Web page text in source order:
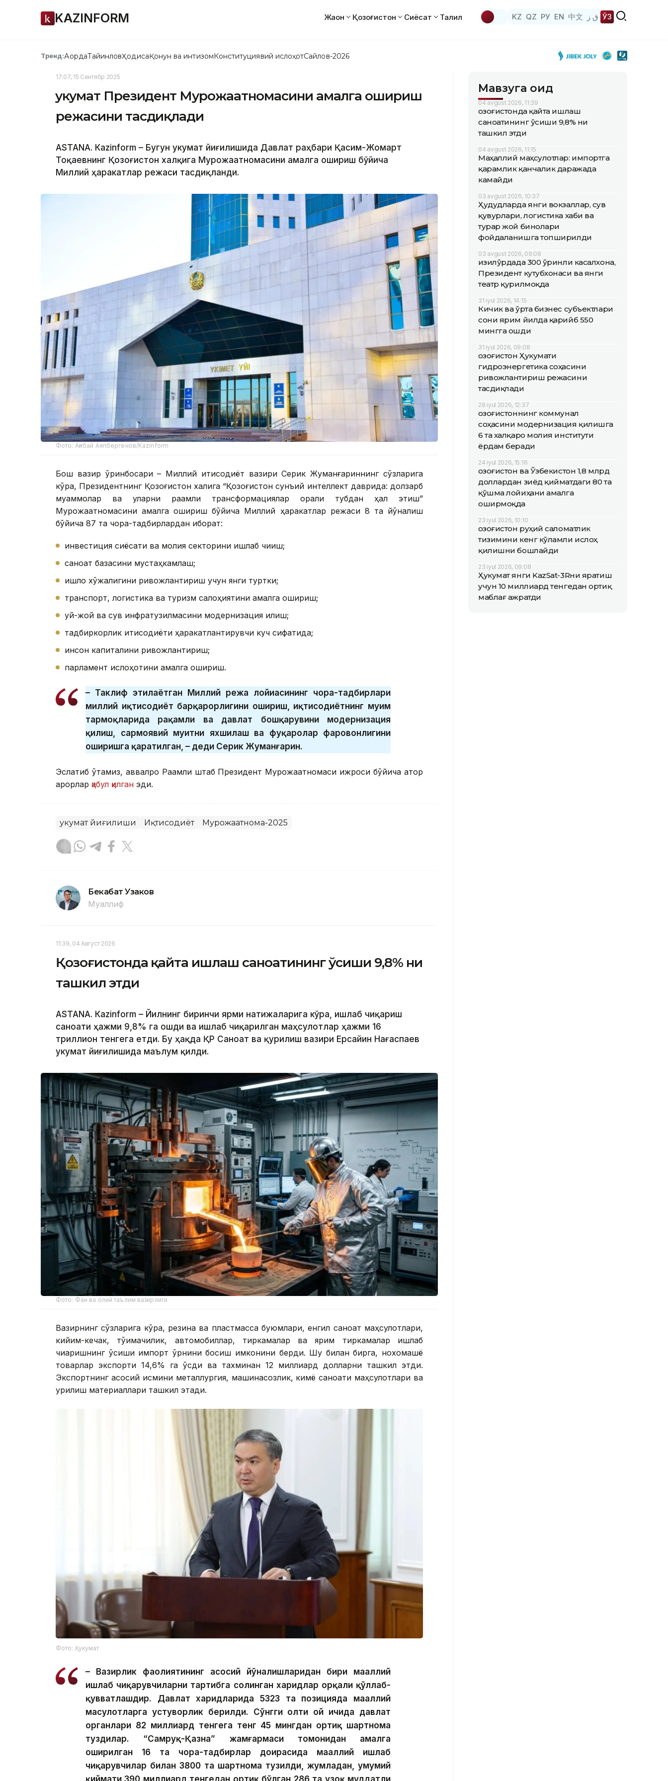
KAZINFORM Жаҳон Қозоғистон Сиёсат Таҳлил KZ QZ РУ EN 中文 ق ز ЎЗ
Тренд:АқордаТайинловҲодисаҚонун ва интизомКонституциявий ислоҳотСайлов-2026
17:07, 15 Сентябр 2025
Ҳукумат Президент Мурожаатномасини амалга ошириш
режасини тасдиқлади
ASTANА. Кazinform – Бугун Ҳукумат йиғилишида Давлат раҳбари Қасим-Жомарт
Тоқаевнинг Қозоғистон халқига Мурожаатномасини амалга ошириш бўйича
Миллий ҳаракатлар режаси тасдиқланди.
Фото: Ағибай Аяпбергенов/Kazinform
Бош вазир ўринбосари – Миллий иқтисодиёт вазири Серик Жуманғариннинг сўзларига
кўра, Президентнинг Қозоғистон халқига “Қозоғистон сунъий интеллект даврида: долзарб
муаммолар ва уларни рақамли трансформациялар орқали тубдан ҳал этиш”
Мурожаатномасини амалга ошириш бўйича Миллий ҳаракатлар режаси 8 та йўналиш
бўйича 87 та чора-тадбирлардан иборат:
инвестиция сиёсати ва молия секторини ишлаб чиқиш;
саноат базасини мустаҳкамлаш;
қишлоқ хўжалигини ривожлантириш учун янги туртки;
транспорт, логистика ва туризм салоҳиятини амалга ошириш;
уй-жой ва сув инфратузилмасини модернизация қилиш;
тадбиркорлик иқтисодиёти ҳаракатлантирувчи куч сифатида;
инсон капиталини ривожлантириш;
парламент ислоҳотини амалга ошириш.
– Таклиф этилаётган Миллий режа лойиҳасининг чора-тадбирлари
миллий иқтисодиёт барқарорлигини ошириш, иқтисодиётнинг муҳим
тармоқларида рақамли ва давлат бошқарувини модернизация
қилиш, сармоявий муҳитни яхшилаш ва фуқаролар фаровонлигини
оширишга қаратилган, – деди Серик Жуманғарин.
Эслатиб ўтамиз, аввалроқ Рақамли штаб Президент Мурожаатномаси ижроси бўйича қатор
қарорлар қабул қилган эди.
Ҳукумат йиғилиши Иқтисодиёт Мурожаатнома-2025
Бекабат Узаков
Муаллиф
11:39, 04 Август 2026
Қозоғистонда қайта ишлаш саноатининг ўсиши 9,8% ни
ташкил этди
ASTANА. Кazinform – Йилнинг биринчи ярми натижаларига кўра, ишлаб чиқариш
саноати ҳажми 9,8% га ошди ва ишлаб чиқарилган маҳсулотлар ҳажми 16
триллион тенгега етди. Бу ҳақда ҚР Саноат ва қурилиш вазири Ерсайин Нағаспаев
Ҳукумат йиғилишида маълум қилди.
Фото: Фан ва олий таълим вазирлиги
Вазирнинг сўзларига кўра, резина ва пластмасса буюмлари, енгил саноат маҳсулотлари,
кийим-кечак, тўқимачилик, автомобиллар, тиркамалар ва ярим тиркамалар ишлаб
чиқаришнинг ўсиши импорт ўрнини босиш имконини берди. Шу билан бирга, нохомашё
товарлар экспорти 14,6% га ўсди ва тахминан 12 миллиард долларни ташкил этди.
Экспортнинг асосий қисмини металлургия, машинасозлик, кимё саноати маҳсулотлари ва
қурилиш материаллари ташкил этади.
Фото: Ҳукумат
– Вазирлик фаолиятининг асосий йўналишларидан бири маҳаллий
ишлаб чиқарувчиларни тартибга солинган харидлар орқали қўллаб-
қувватлашдир. Давлат харидларида 5323 та позицияда маҳаллий
маҳсулотларга устуворлик берилди. Сўнгги олти ой ичида давлат
органлари 82 миллиард тенгега тенг 45 мингдан ортиқ шартнома
туздилар. “Самруқ-Қазна” жамғармаси томонидан амалга
оширилган 16 та чора-тадбирлар доирасида маҳаллий ишлаб
чиқарувчилар билан 3800 та шартнома тузилди, жумладан, умумий
қиймати 390 миллиард тенгедан ортиқ бўлган 286 та узоқ муддатли
Мавзуга оид
04 avgust 2026, 11:39
Қозоғистонда қайта ишлаш
саноатининг ўсиши 9,8% ни
ташкил этди
04 avgust 2026, 11:15
Маҳаллий маҳсулотлар: импортга
қарамлик қанчалик даражада
камайди
03 avgust 2026, 10:37
Ҳудудларда янги вокзаллар, сув
қувурлари, логистика хаби ва
турар жой бинолари
фойдаланишга топширилди
03 avgust 2026, 09:08
Қизилўрдада 300 ўринли касалхона,
Президент кутубхонаси ва янги
театр қурилмоқда
31 iyul 2026, 14:15
Кичик ва ўрта бизнес субъектлари
сони ярим йилда қарийб 550
мингга ошди
31 iyul 2026, 09:08
Қозоғистон Ҳукумати
гидроэнергетика соҳасини
ривожлантириш режасини
тасдиқлади
28 iyul 2026, 12:37
Қозоғистоннинг коммунал
соҳасини модернизация қилишга
6 та халқаро молия институти
ёрдам беради
24 iyul 2026, 15:16
Қозоғистон ва Ўзбекистон 1,8 млрд
доллардан зиёд қийматдаги 80 та
қўшма лойиҳани амалга
оширмоқда
23 iyul 2026, 10:10
Қозоғистон руҳий саломатлик
тизимини кенг кўламли ислоҳ
қилишни бошлайди
23 iyul 2026, 09:08
Ҳукумат янги KazSat-3Rни яратиш
учун 10 миллиард тенгедан ортиқ
маблағ ажратди